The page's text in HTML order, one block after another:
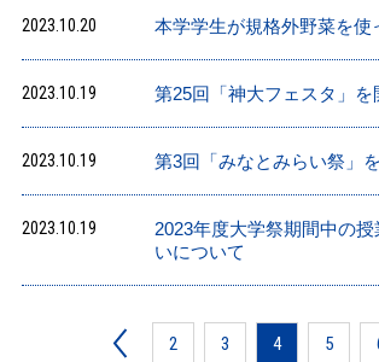
2023.10.20 本学学生が規格外野菜を使
2023.10.19 第25回「神大フェスタ」を
2023.10.19 第3回「みなとみらい祭」
2023.10.19
2023年度大学祭期間中の
いについて
2 3 4 5